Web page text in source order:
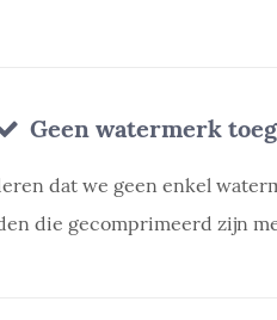
Geen watermerk
dat we geen enkel
die gecomprimeerd zijn